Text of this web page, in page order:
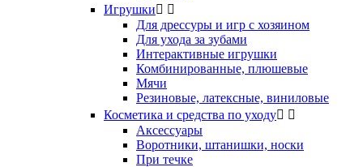
Игрушки 
Для дрессуры и игр с хозяином
Для ухода за зубами
Интерактивные игрушки
Комбинированные, плюшевые
Мячи
Резиновые, латексные, виниловые
Косметика и средства по уходу 
Аксессуары
Воротники, штанишки, носки
При течке